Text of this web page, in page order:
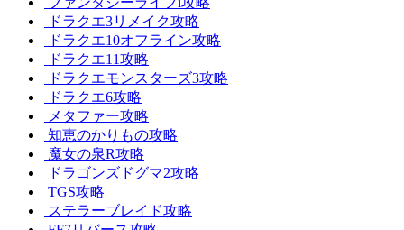
ドラクエ3リメイク攻略
ドラクエ10オフライン攻略
ドラクエ11攻略
ドラクエモンスターズ3攻略
ドラクエ6攻略
メタファー攻略
知恵のかりもの攻略
魔女の泉R攻略
ドラゴンズドグマ2攻略
TGS攻略
ステラーブレイド攻略